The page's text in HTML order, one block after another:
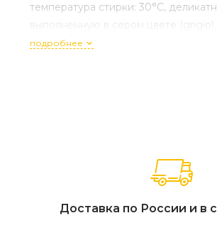
температура стирки: 30°C,
выполненную в сером цвете
подробнее
Доставка по России и в